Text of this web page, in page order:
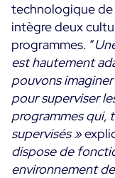
technologique de
intègre deux
programmes. “
est hautement
pouvons
pour superviser
programmes qui,
supervisés »
dispose de
environnement